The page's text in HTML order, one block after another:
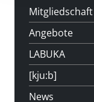
Mitgliedschaft
Angebote
LABUKA
[kju:b]
News